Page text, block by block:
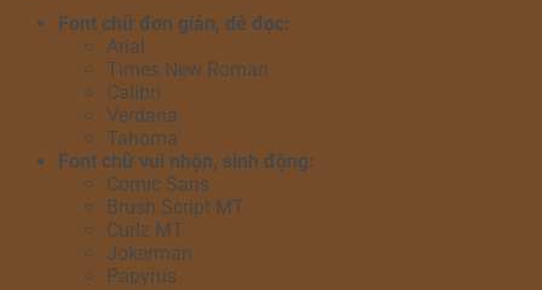
Font chữ đơn giản, dễ đọc:
Arial
Times New Roman
Calibri
Verdana
Tahoma
Font chữ vui nhộn, sinh động:
Comic Sans
Brush Script MT
Curlz MT
Jokerman
Papyrus